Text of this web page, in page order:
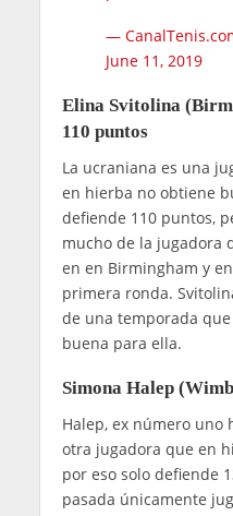
—
June 11, 2019
Elina Svitolina
110 puntos
La ucraniana es una
en hierba no obtiene
defiende 110 puntos,
mucho de la jugadora
en en Birmingham y
primera ronda.
de una temporada
buena para ella.
Simona Halep
Halep, ex número uno
otra jugadora que en
por eso solo defiende
pasada únicamente